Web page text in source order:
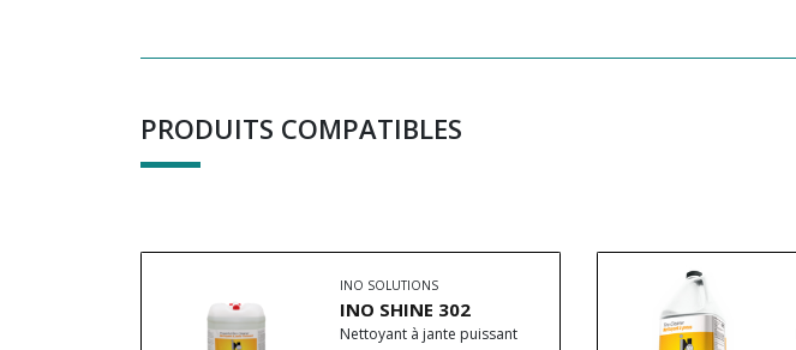
PRODUITS COMPATIBLES
INO SOLUTIONS
INO SHINE 302
Nettoyant à jante puissant